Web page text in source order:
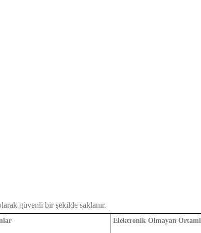
güvenli bir şekilde saklanır.
Elektronik Olmayan